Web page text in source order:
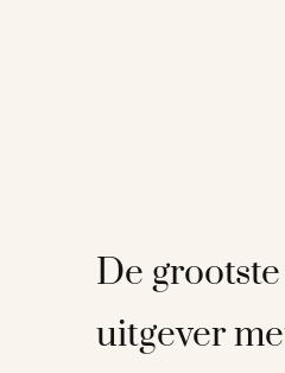
De
uitgever